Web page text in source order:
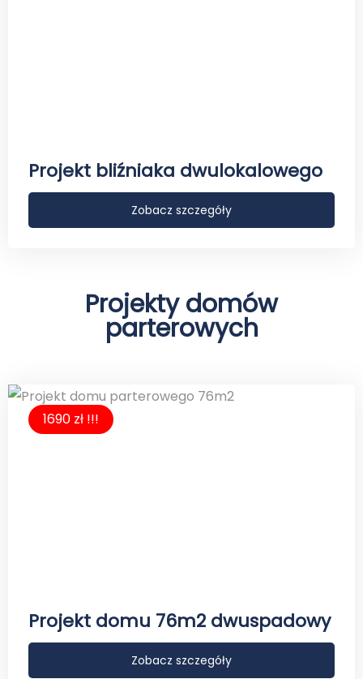
Projekt bliźniaka dwulokalowego
Zobacz szczegóły
Projekty domów
parterowych
1690 zł !!!
Projekt domu 76m2 dwuspadowy
Zobacz szczegóły